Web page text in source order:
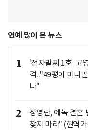
연예 많이 본 뉴스
1
'전자발찌 1호' 고
격.."49평이 미니
나"
2
장영란, 에녹 결혼
찾지 마라" (현역